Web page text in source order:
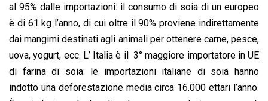
al 95% dalle importazioni: il consumo di soia di un europeo
è di 61 kg l’anno, di cui oltre il 90% proviene indirettamente
dai mangimi destinati agli animali per ottenere carne, pesce,
uova, yogurt, ecc. L’ Italia è il 3° maggiore importatore in UE
di farina di soia: le importazioni italiane di soia hanno
indotto una deforestazione media circa 16.000 ettari l’anno.